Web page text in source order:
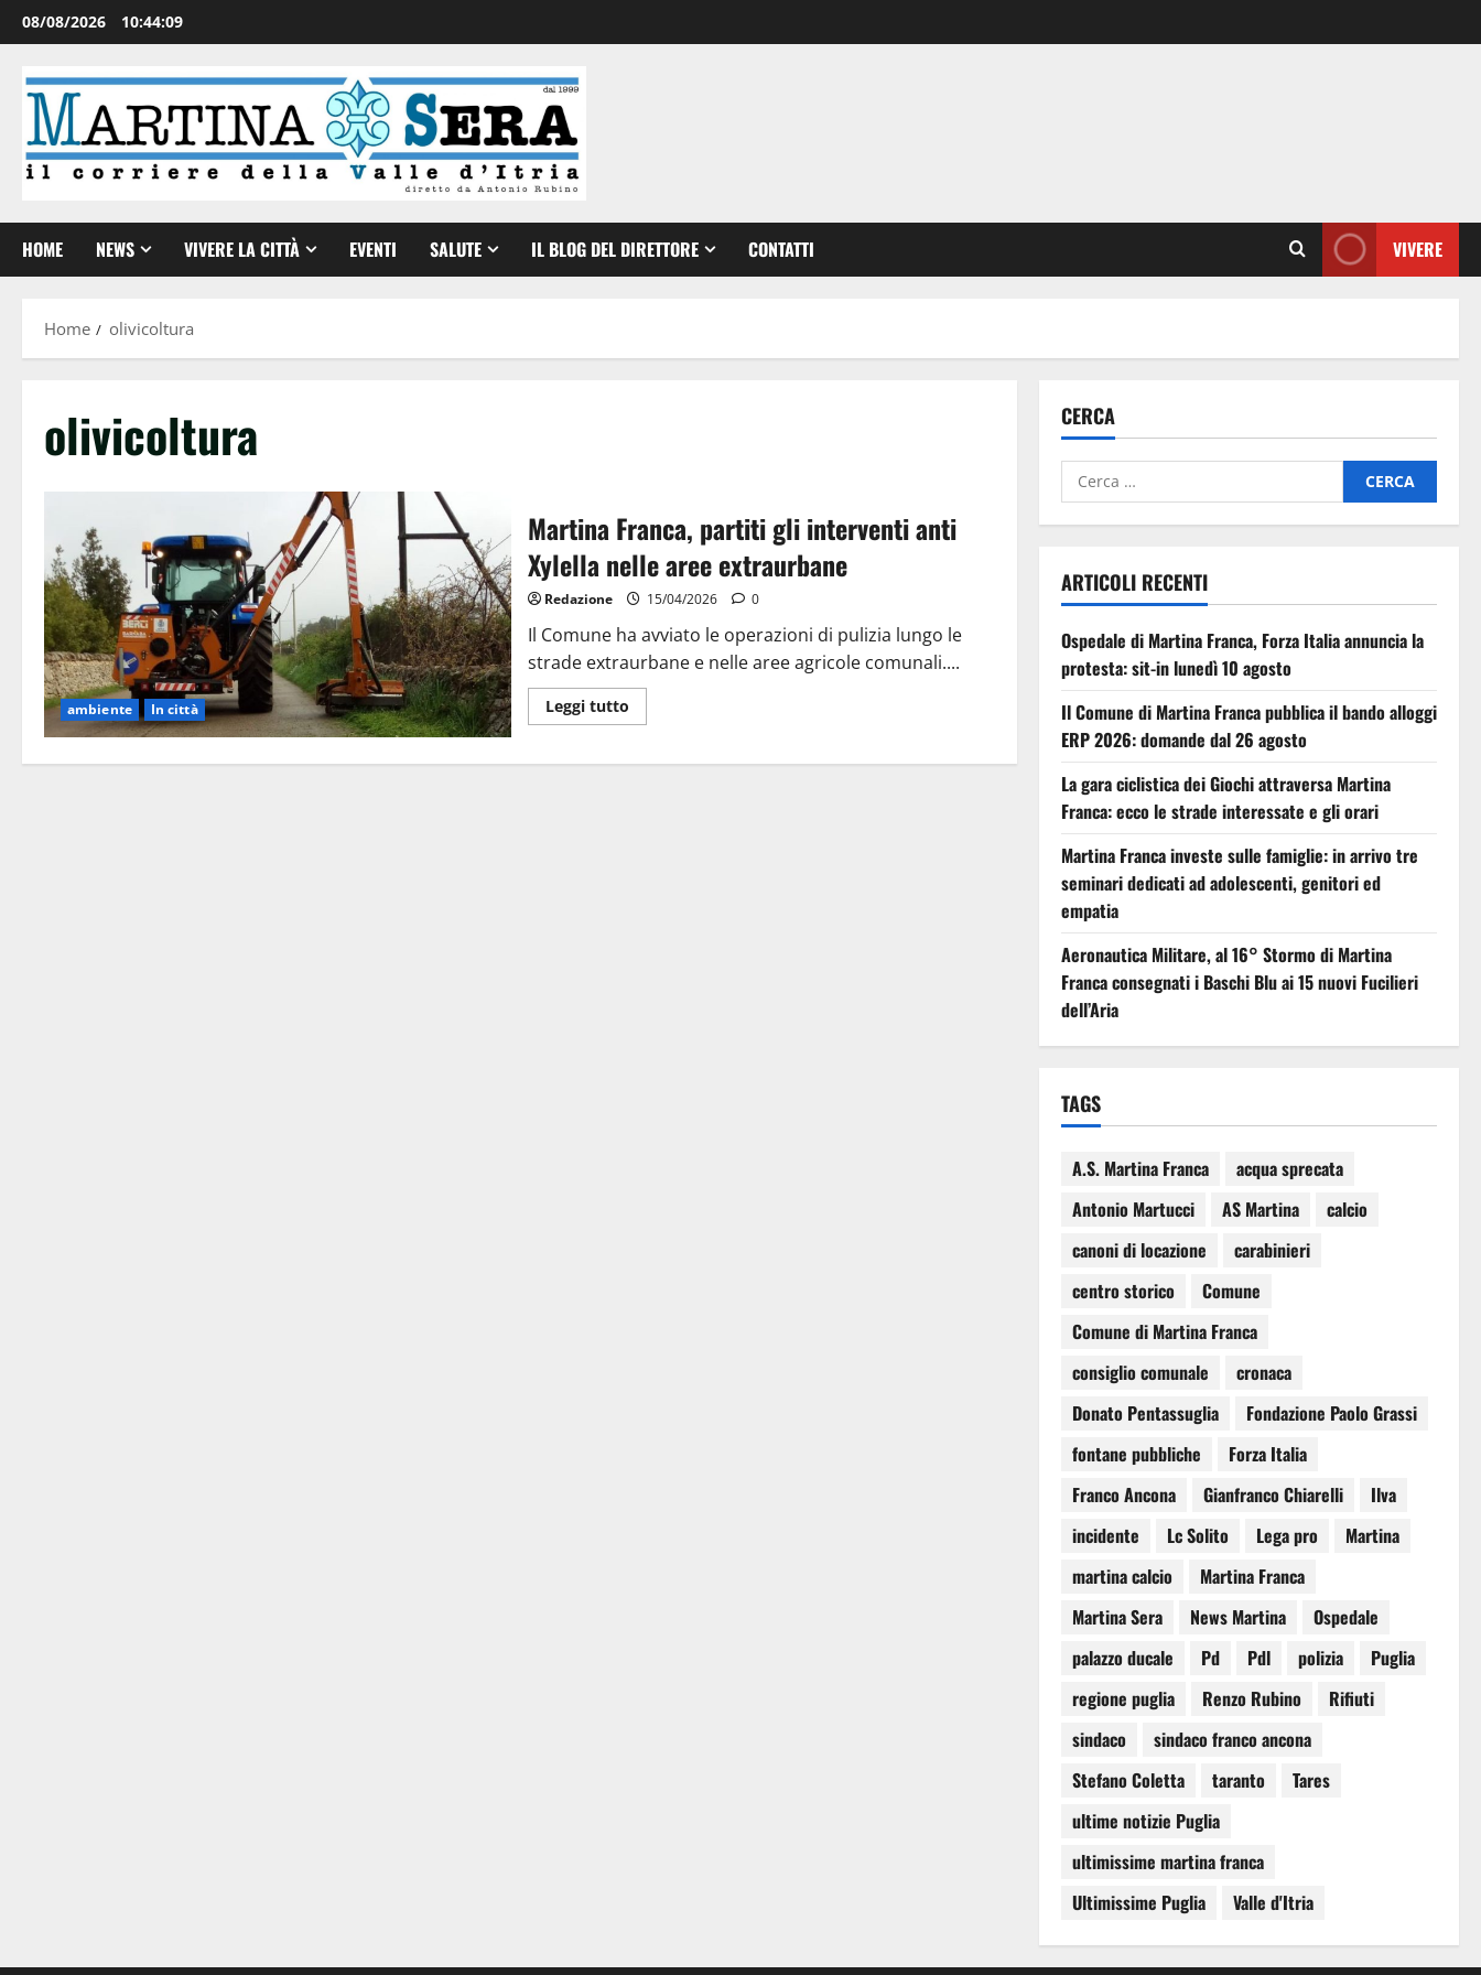
08/08/2026 10:44:09
HOME NEWS VIVERE LA CITTÀ EVENTI SALUTE IL BLOG DEL DIRETTORE CONTATTI VIVERE
Home olivicoltura
olivicoltura
ambiente In città
Martina Franca, partiti gli interventi anti
Xylella nelle aree extraurbane
Redazione 15/04/2026 0
Il Comune ha avviato le operazioni di pulizia lungo le
strade extraurbane e nelle aree agricole comunali....
Leggi tutto
CERCA
ARTICOLI RECENTI
Ospedale di Martina Franca, Forza Italia annuncia la
protesta: sit-in lunedì 10 agosto
Il Comune di Martina Franca pubblica il bando alloggi
ERP 2026: domande dal 26 agosto
La gara ciclistica dei Giochi attraversa Martina
Franca: ecco le strade interessate e gli orari
Martina Franca investe sulle famiglie: in arrivo tre
seminari dedicati ad adolescenti, genitori ed
empatia
Aeronautica Militare, al 16° Stormo di Martina
Franca consegnati i Baschi Blu ai 15 nuovi Fucilieri
dell’Aria
TAGS
A.S. Martina Franca
acqua sprecata
Antonio Martucci
AS Martina
calcio
canoni di locazione
carabinieri
centro storico
Comune
Comune di Martina Franca
consiglio comunale
cronaca
Donato Pentassuglia
Fondazione Paolo Grassi
fontane pubbliche
Forza Italia
Franco Ancona
Gianfranco Chiarelli
Ilva
incidente
Lc Solito Lega pro
Martina
martina calcio
Martina Franca
Martina Sera
News Martina
Ospedale
palazzo ducale
Pd Pdl polizia
Puglia
regione puglia
Renzo Rubino
Rifiuti
sindaco
sindaco franco ancona
Stefano Coletta
taranto
Tares
ultime notizie Puglia
ultimissime martina franca
Ultimissime Puglia
Valle d'Itria